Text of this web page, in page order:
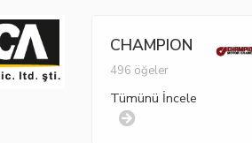
CHAMPION
496 öğeler
Tümünü İncele